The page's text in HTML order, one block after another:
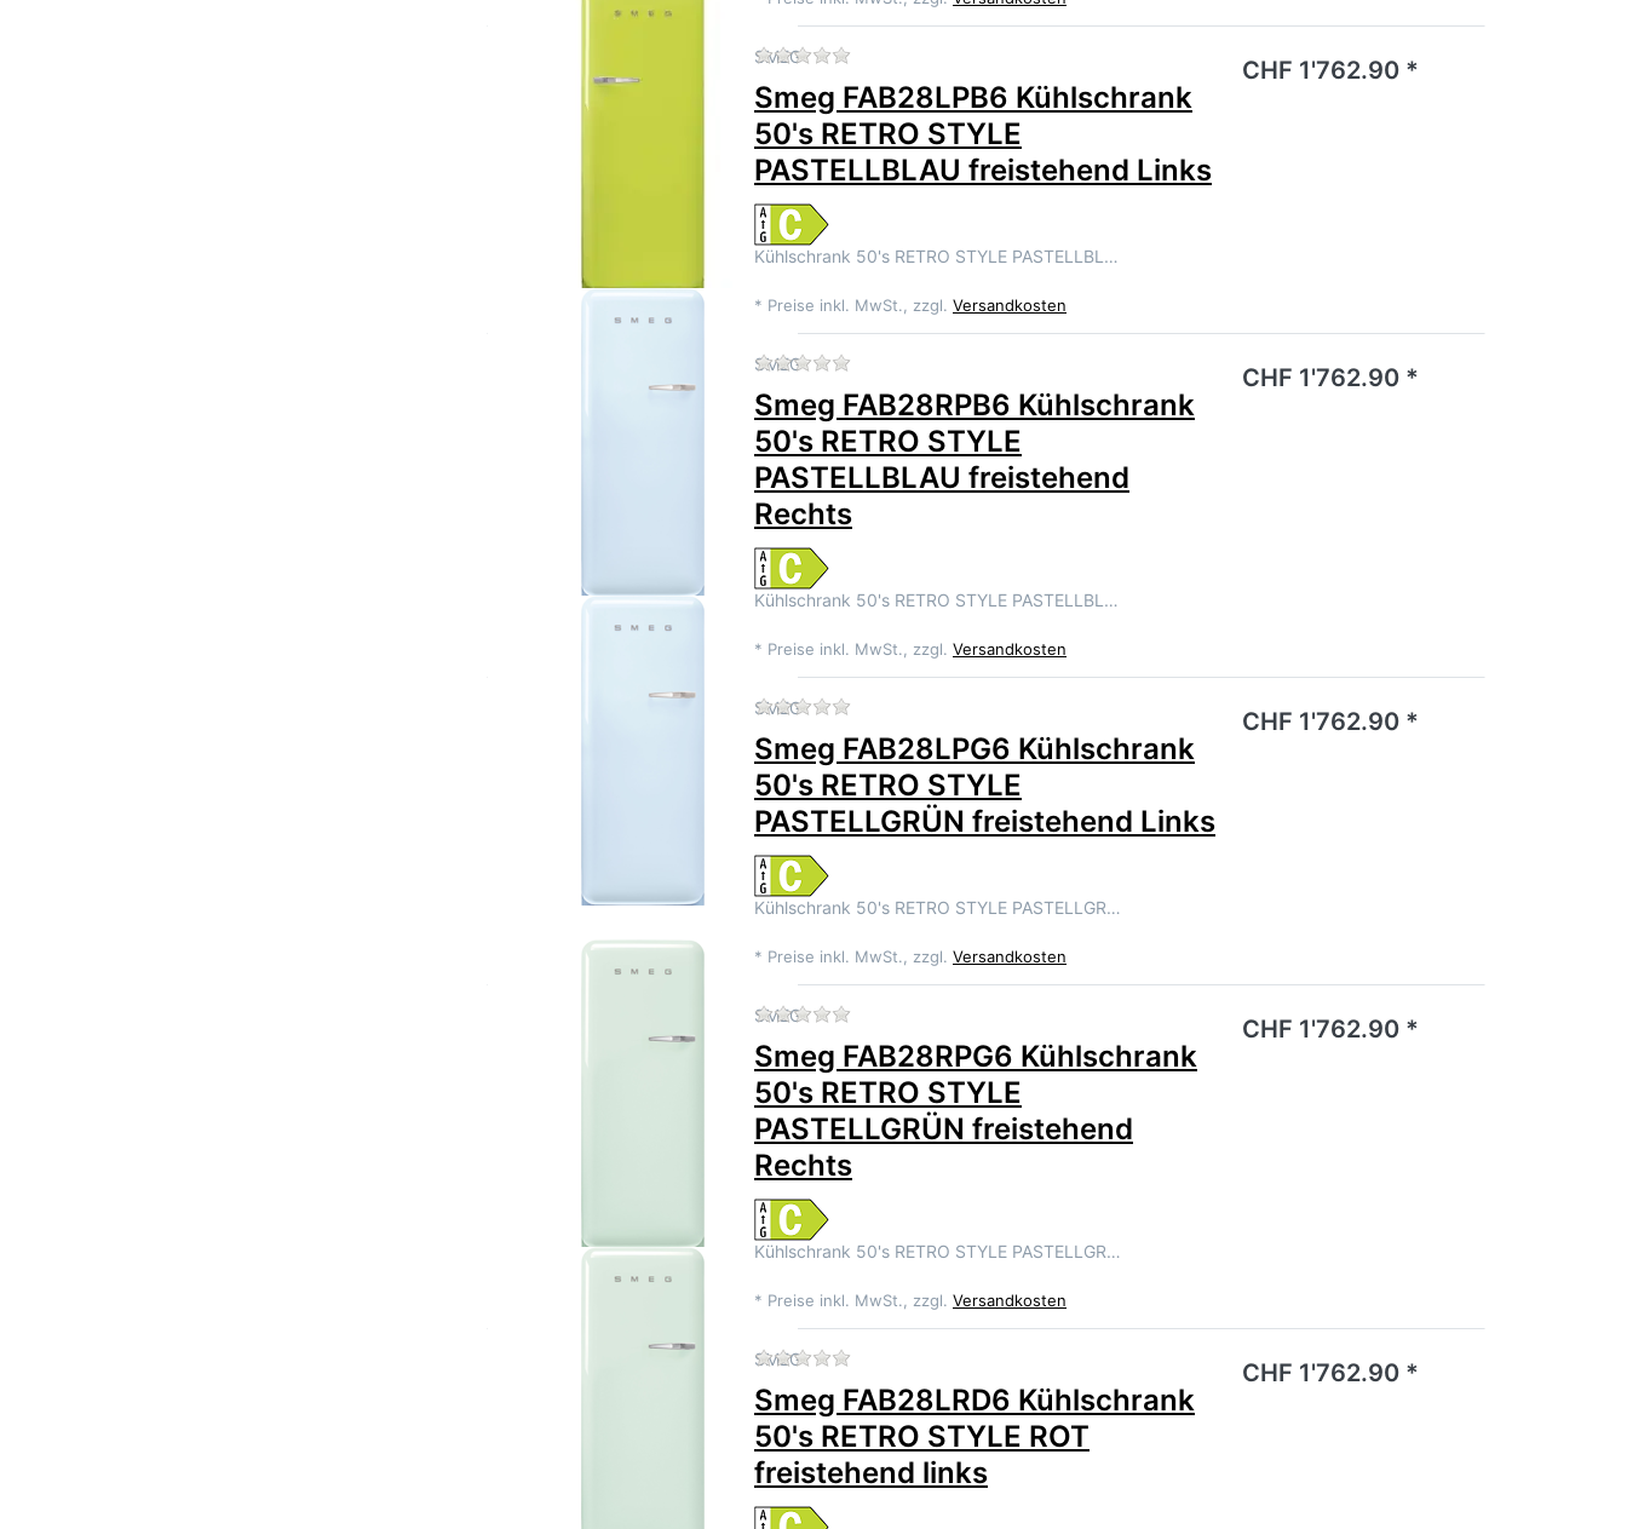
SMEG Zu diesem Produkt liegen noch keine Bewertungen vor.
Smeg FAB28LPB6 Kühlschrank
50's RETRO STYLE
PASTELLBLAU freistehend Links
Kühlschrank 50's RETRO STYLE PASTELLBL…
* Preise inkl. MwSt., zzgl. Versandkosten
CHF 1'762.90 *
SMEG Zu diesem Produkt liegen noch keine Bewertungen vor.
Smeg FAB28RPB6 Kühlschrank
50's RETRO STYLE
PASTELLBLAU freistehend
Rechts
Kühlschrank 50's RETRO STYLE PASTELLBL…
* Preise inkl. MwSt., zzgl. Versandkosten
CHF 1'762.90 *
SMEG Zu diesem Produkt liegen noch keine Bewertungen vor.
Smeg FAB28LPG6 Kühlschrank
50's RETRO STYLE
PASTELLGRÜN freistehend Links
Kühlschrank 50's RETRO STYLE PASTELLGR…
* Preise inkl. MwSt., zzgl. Versandkosten
CHF 1'762.90 *
SMEG Zu diesem Produkt liegen noch keine Bewertungen vor.
Smeg FAB28RPG6 Kühlschrank
50's RETRO STYLE
PASTELLGRÜN freistehend
Rechts
Kühlschrank 50's RETRO STYLE PASTELLGR…
* Preise inkl. MwSt., zzgl. Versandkosten
CHF 1'762.90 *
SMEG Zu diesem Produkt liegen noch keine Bewertungen vor.
Smeg FAB28LRD6 Kühlschrank
50's RETRO STYLE ROT
freistehend links
CHF 1'762.90 *